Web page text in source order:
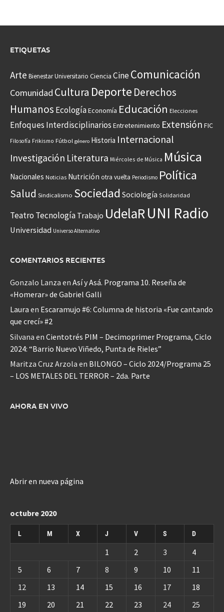
ETIQUETAS
Arte Bienestar Universitario Ciencia CineComunicación
Comunidad Cultura Deporte Derechos
Humanos EcologíaEconomía Educación Elecciones
Enfoques Interdisciplinarios Entretenimiento Extensión FIC
Filosofía Frikismo Fútbol género Historia Internacional
Investigación Literatura Miércoles de Música Música
Nacionales Noticias Nutrición otra vuelta Periodismo Política
Salud Sindicalismo Sociedad Sociología Solidaridad
Teatro Tecnología Trabajo UdelaR UNI Radio
Universidad Universo Alternativo
COMENTARIOS RECIENTES
Gonzalo Lanza en Así y Asá. Programa 10. Reseña de
«Homerar» de Gabriel Galli
Laura en Escaramujo #6: Columna de historia «Fue cantando
que crecí» #2
Silvana en Cientotrés PIM – Decimoprimer Programa, Ciclo
2024: “Barrio Nuevo Viñedo, Punta de Rieles”
Maritza Cruz Arzola en BILONGO – Ciclo 2024/Programa 25
– LOS METALES DEL TERROR – 2da. Parte
AHORA EN VIVO
Abrir en nueva página
octubre 2020
L M X J V S D
1 2 3
4
5
6 7 8 9 10
11
12
13 14 15 16 17
18
19
20 21 22 23 24 25